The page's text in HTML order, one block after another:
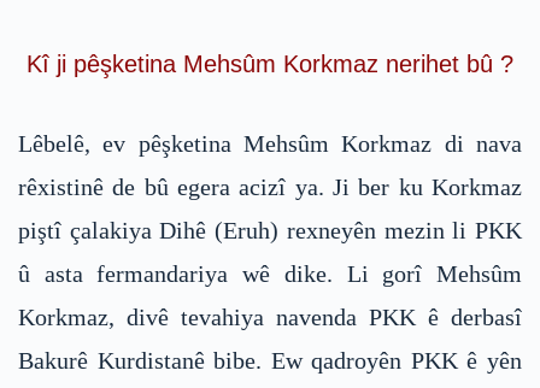
Kî ji pêşketina Mehsûm Korkmaz nerihet bû ?
Lêbelê, ev pêşketina Mehsûm Korkmaz di nava
rêxistinê de bû egera acizî ya. Ji ber ku Korkmaz
piştî çalakiya Dihê (Eruh) rexneyên mezin li PKK
û asta fermandariya wê dike. Li gorî Mehsûm
Korkmaz, divê tevahiya navenda PKK ê derbasî
Bakurê Kurdistanê bibe. Ew qadroyên PKK ê yên